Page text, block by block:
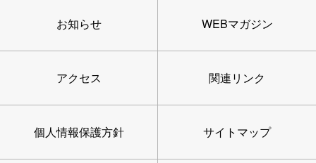
お知らせ WEBマガジン
アクセス 関連リンク
個人情報保護方針 サイトマップ